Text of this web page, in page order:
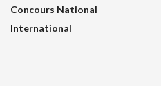
Concours National
International